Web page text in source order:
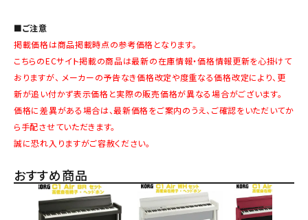
■ご注意
掲載価格は商品掲載時点の参考価格となります。
こちらのECサイト掲載の商品は最新の在庫情報・価格情報更新を心掛けて
おりますが、 メーカーの予告なき価格改定や度重なる価格改定により、更
新が追い付かず表示価格と実際の販売価格が異なる場合がございます。
価格に差異がある場合は、最新価格をご案内のうえ、ご確認をいただいてか
ら手配させていただきます。
誠に恐れ入りますがご容赦ください。
おすすめ商品